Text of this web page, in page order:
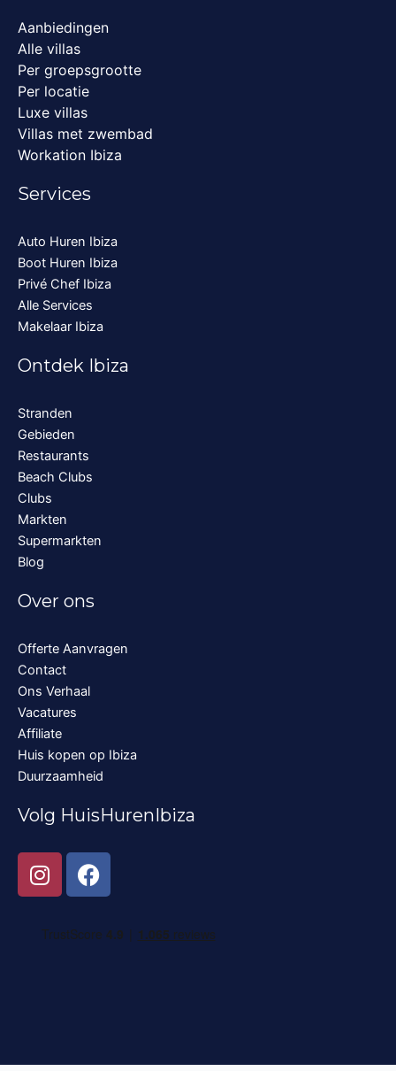
Aanbiedingen
Alle villas
Per groepsgrootte
Per locatie
Luxe villas
Villas met zwembad
Workation Ibiza
Services
Auto Huren Ibiza
Boot Huren Ibiza
Privé Chef Ibiza
Alle Services
Makelaar Ibiza
Ontdek Ibiza
Stranden
Gebieden
Restaurants
Beach Clubs
Clubs
Markten
Supermarkten
Blog
Over ons
Offerte Aanvragen
Contact
Ons Verhaal
Vacatures
Affiliate
Huis kopen op Ibiza
Duurzaamheid
Volg HuisHurenIbiza
I
n
t
F
a
e